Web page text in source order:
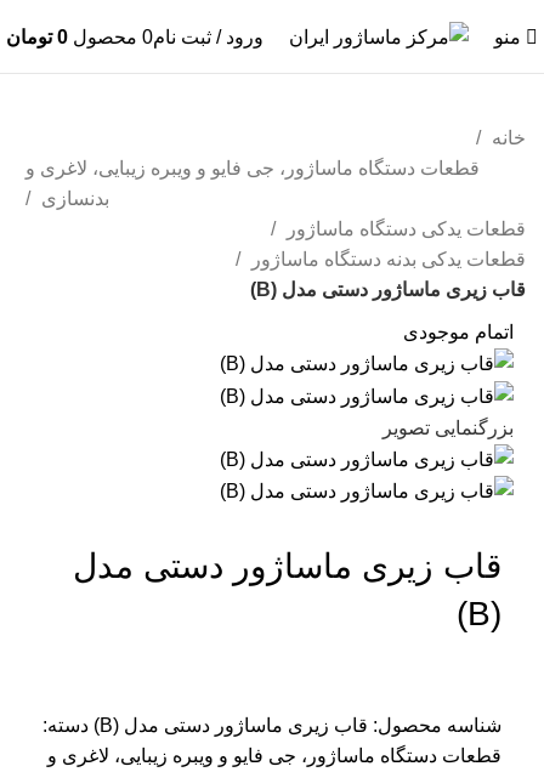
منو ورود / ثبت نام0 محصول 0 تومان
خانه
قطعات دستگاه ماساژور، جی فایو و ویبره زیبایی، لاغری و
بدنسازی
قطعات یدکی دستگاه ماساژور
قطعات یدکی بدنه دستگاه ماساژور
قاب زیری ماساژور دستی مدل (B)
اتمام موجودی
بزرگنمایی تصویر
قاب زیری ماساژور دستی مدل
(B)
شناسه محصول: قاب زیری ماساژور دستی مدل (B)
دسته:
قطعات دستگاه ماساژور، جی فایو و ویبره زیبایی، لاغری و